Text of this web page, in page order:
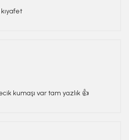
kumaşı var tam yazlık 👍